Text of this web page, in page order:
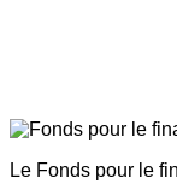
Le Fonds pour le